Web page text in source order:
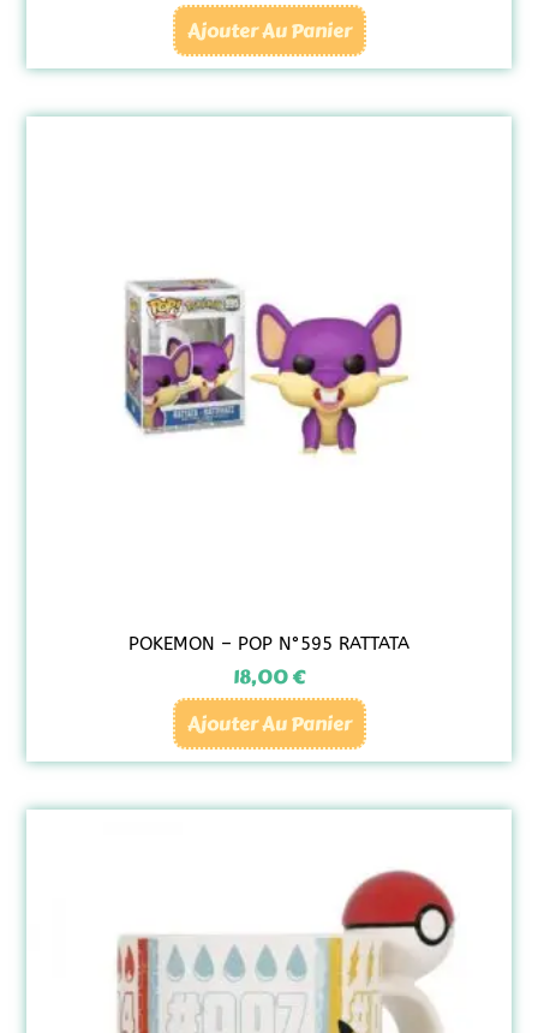
Ajouter Au Panier
POKEMON – POP N°595 RATTATA
18,00€
Ajouter Au Panier